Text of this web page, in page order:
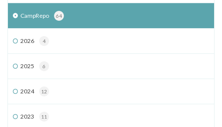
CampRepo 64
2026 4
2025 6
2024 12
2023 11